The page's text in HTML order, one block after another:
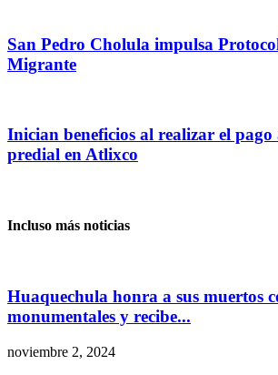
San Pedro Cholula impulsa
Migrante
Inician beneficios al realizar el
predial en Atlixco
Incluso más noticias
Huaquechula honra a sus muertos
monumentales y recibe...
noviembre 2, 2024